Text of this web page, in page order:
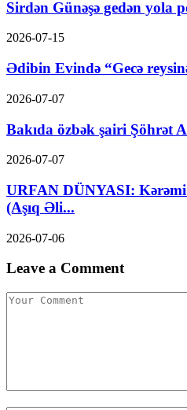
Sirdən Günəşə gedən yola
2026-07-15
Ədibin Evində “Gecə
2026-07-07
Bakıda özbək şairi Şöhrət
2026-07-07
URFAN DÜNYASI: Kərəmi
(Aşıq Əli...
2026-07-06
Leave a Comment